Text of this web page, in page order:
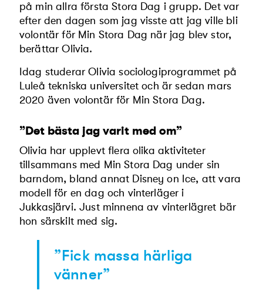
på min allra första Stora Dag i grupp. Det var
efter den dagen som jag visste att jag ville bli
volontär för Min Stora Dag när jag blev stor,
berättar Olivia.
Idag studerar Olivia sociologiprogrammet på
Luleå tekniska universitet och är sedan mars
2020 även volontär för Min Stora Dag.
”Det bästa jag varit med om”
Olivia har upplevt flera olika aktiviteter
tillsammans med Min Stora Dag under sin
barndom, bland annat Disney on Ice, att vara
modell för en dag och vinterläger i
Jukkasjärvi. Just minnena av vinterlägret bär
hon särskilt med sig.
”Fick massa härliga
vänner”